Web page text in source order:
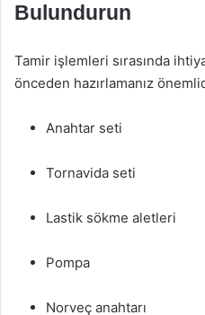
Bulundurun
Tamir işlemleri sırasında
önceden hazırlamanız
Anahtar seti
Tornavida seti
Lastik sökme aletleri
Pompa
Norveç anahtarı